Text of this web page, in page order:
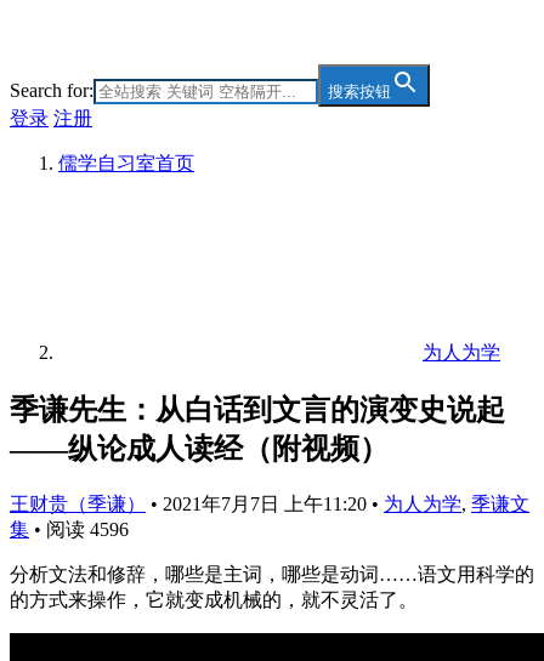
Search for: 搜索按钮
登录 注册
儒学自习室首页
为人为学
季谦先生：从白话到文言的演变史说起
——纵论成人读经（附视频）
王财贵（季谦） • 2021年7月7日 上午11:20 • 为人为学, 季谦文
集 • 阅读 4596
分析文法和修辞，哪些是主词，哪些是动词……语文用科学的
的方式来操作，它就变成机械的，就不灵活了。